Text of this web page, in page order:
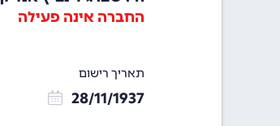
החברה אינה פעילה
תאריך רישום
28/11/1937